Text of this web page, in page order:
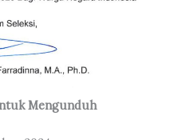
Mengunduh